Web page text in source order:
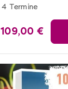
4 Termine
109,00 €